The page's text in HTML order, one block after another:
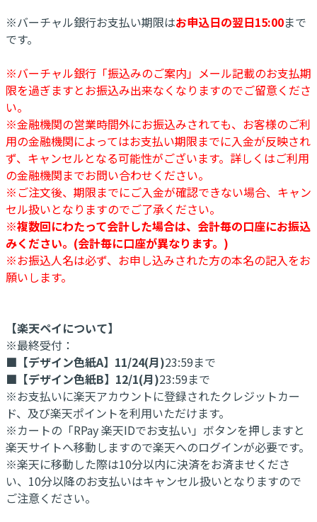
※バーチャル銀行お支払い期限はお申込日の翌日15:00まで
です。
※バーチャル銀行「振込みのご案内」メール記載のお支払期
限を過ぎますとお振込み出来なくなりますのでご留意くださ
い。
※金融機関の営業時間外にお振込みされても、お客様のご利
用の金融機関によってはお支払い期限までに入金が反映され
ず、キャンセルとなる可能性がございます。詳しくはご利用
の金融機関までお問い合わせください。
※ご注文後、期限までにご入金が確認できない場合、キャン
セル扱いとなりますのでご了承ください。
※複数回にわたって会計した場合は、会計毎の口座にお振込
みください。(会計毎に口座が異なります。)
※お振込人名は必ず、お申し込みされた方の本名の記入をお
願いします。
【楽天ペイについて】
※最終受付：
■【デザイン色紙A】11/24(月)23:59まで
■【デザイン色紙B】12/1(月)23:59まで
※お支払いに楽天アカウントに登録されたクレジットカー
ド、及び楽天ポイントを利用いただけます。
※カートの「RPay 楽天IDでお支払い」ボタンを押しますと
楽天サイトへ移動しますので楽天へのログインが必要です。
※楽天に移動した際は10分以内に決済をお済ませくださ
い、10分以降のお支払いはキャンセル扱いとなりますので
ご注意ください。